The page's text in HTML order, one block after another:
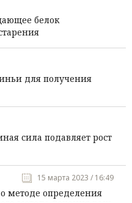
белок
для получения
сила подавляет рост
15 марта 2023 / 16:49
методе определения